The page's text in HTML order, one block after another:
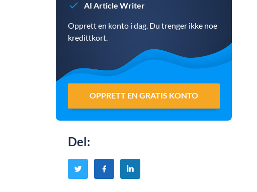
AI Article Writer
Opprett en konto i dag. Du trenger ikke noe
kredittkort.
OPPRETT EN GRATIS KONTO
Del: